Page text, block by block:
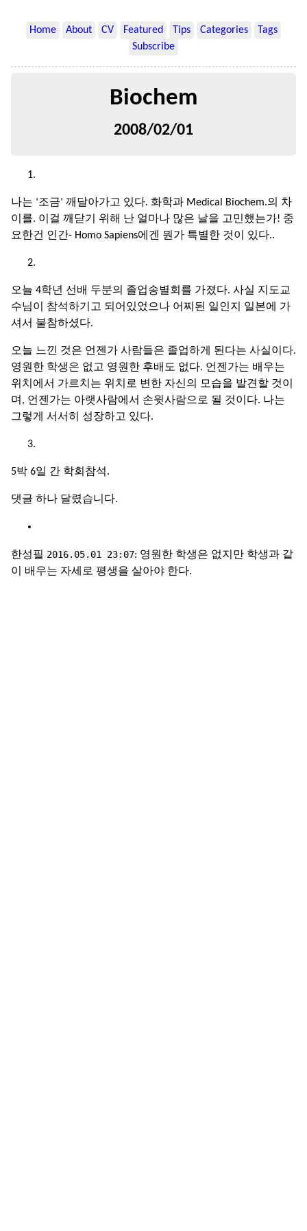
Home About CV Featured Tips Categories
Tags
Subscribe
Biochem
2008/02/01
나는 ‘조금’ 깨달아가고 있다. 화학과 Medical Biochem.의 차
이를. 이걸 깨닫기 위해 난 얼마나 많은 날을 고민했는가! 중
요한건 인간- Homo Sapiens에겐 뭔가 특별한 것이 있다..
오늘 4학년 선배 두분의 졸업송별회를 가졌다. 사실 지도교
수님이 참석하기고 되어있었으나 어찌된 일인지 일본에 가
셔서 불참하셨다.
오늘 느낀 것은 언젠가 사람들은 졸업하게 된다는 사실이다.
영원한 학생은 없고 영원한 후배도 없다. 언젠가는 배우는
위치에서 가르치는 위치로 변한 자신의 모습을 발견할 것이
며, 언젠가는 아랫사람에서 손윗사람으로 될 것이다. 나는
그렇게 서서히 성장하고 있다.
5박 6일 간 학회참석.
댓글 하나 달렸습니다.
한성필 2016.05.01 23:07: 영원한 학생은 없지만 학생과 같
이 배우는 자세로 평생을 살아야 한다.